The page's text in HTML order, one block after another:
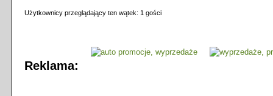
Użytkownicy przeglądający ten wątek: 1 gości
Reklama: